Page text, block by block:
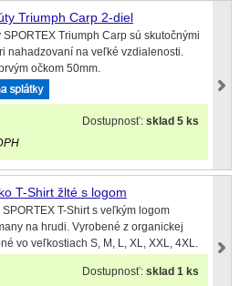
Triumph Carp 2-diel
SPORTEX Triumph Carp sú skutočnými
nahadzovaní na veľké vzdialenosti.
očkom 50mm.
Dostupnosť:sklad 5 ks
T-Shirt žlté s logom
T-Shirt s veľkým logom
na hrudi. Vyrobené z organickej
vo veľkostiach S, M, L, XL, XXL, 4XL.
Dostupnosť:sklad 1 ks